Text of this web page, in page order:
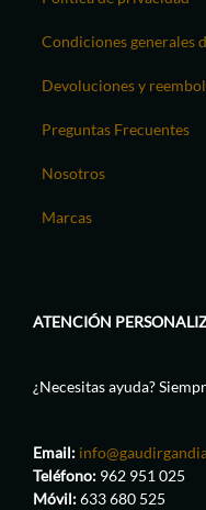
Condiciones generales
Devoluciones y
Preguntas Frecuentes
Nosotros
Marcas
ATENCIÓN
¿Necesitas ayuda?
Email:
Teléfono: 962 951 025
Móvil:633 680 525